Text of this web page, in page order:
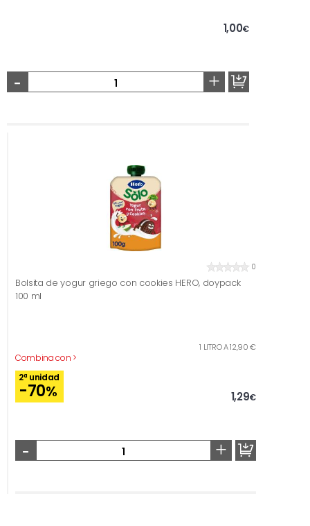
1,00€
- +
0
Bolsita de yogur griego con cookies HERO, doypack
100 ml
Combina con >
1 LITRO A 12,90 €
2ª unidad
-70% 1,29€
- +